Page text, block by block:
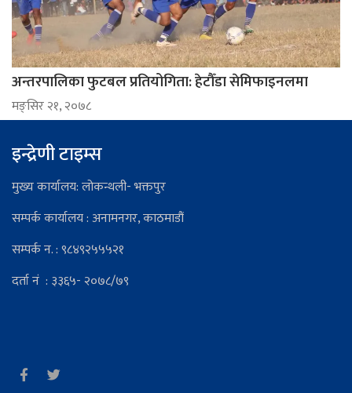
अन्तरपालिका फुटबल प्रतियोगिता: हेटौँडा सेमिफाइनलमा
मङ्सिर २१, २०७८
इन्द्रेणी टाइम्स
मुख्य कार्यालय: लोकन्थली- भक्तपुर
सम्पर्क कार्यालय : अनामनगर, काठमाडौं
सम्पर्क न. : ९८४९२५५५२१
दर्ता नं : ३३६५- २०७८/७९